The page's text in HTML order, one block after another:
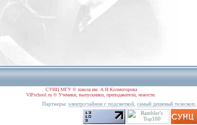
СУНЦ МГУ © школа им. А.Н.Колмогорова
VIPschool.ru © Ученики, выпускники, преподаватели, новости.
Партнеры: электрочайник с подсветкой, самый дешевый телескоп,